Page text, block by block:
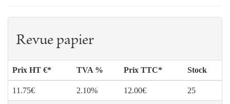
Revue papier
Prix HT €* TVA % Prix TTC* Stock
11.75€ 2.10% 12.00€ 25